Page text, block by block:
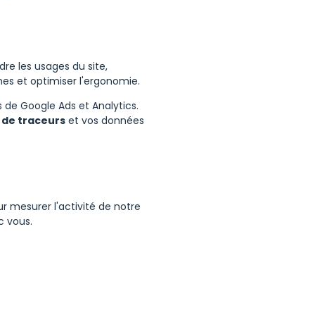
les usages du site,
et optimiser l'ergonomie.
Google Ads et Analytics.
traceurset vos données
mesurer l'activité de notre
vous.